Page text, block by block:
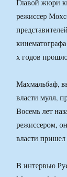
Главой жюри
режиссер
х годов
Махмальбаф,
власти мулл,
Восемь лет
режиссером,
власти
В интервью